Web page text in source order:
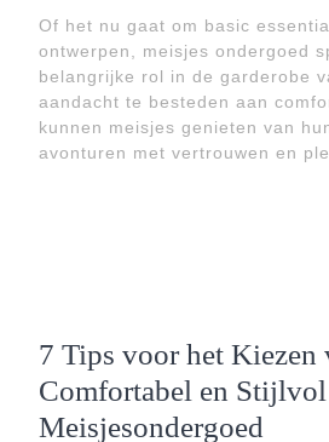
Of het nu gaat om basic
ontwerpen, meisjes ondergoed
belangrijke rol in de garderobe
aandacht te besteden aan
kunnen meisjes genieten van
avonturen met vertrouwen en
7 Tips voor het Kiezen
Comfortabel en Stijlvol
Meisjesondergoed